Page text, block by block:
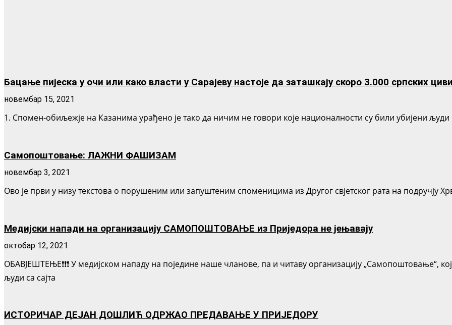
Бацање пијеска у очи или како власти у Сарајеву настоје да заташкају скоро 3.000 српских
новембар 15, 2021
1. Спомен-обиљежје на Казанима урађено је тако да ничим не говори које националности су били убијени
Самопоштовање: ЛАЖНИ ФАШИЗАМ
новембар 3, 2021
Ово је први у низу текстова о порушеним или запуштеним споменицима из Другог свјетског рата на подручју
Медијски напади на организацију САМОПОШТОВАЊЕ из Приједора не јењавају
октобар 12, 2021
ОБАВЈЕШТЕЊЕ❗❗❗ У медијском нападу на поједине наше чланове, па и читаву организацију „Самопоштовање“,
људи са сајта
ИСТОРИЧАР ДЕЈАН ДОШЛИЋ ОДРЖАО ПРЕДАВАЊЕ У ПРИЈЕДОРУ